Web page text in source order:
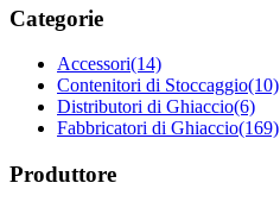
Categorie
Accessori(14)
Contenitori di Stoccaggio(10)
Distributori di Ghiaccio(6)
Fabbricatori di Ghiaccio(169)
Produttore